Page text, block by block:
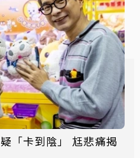
「卡到陰」 尪悲痛揭